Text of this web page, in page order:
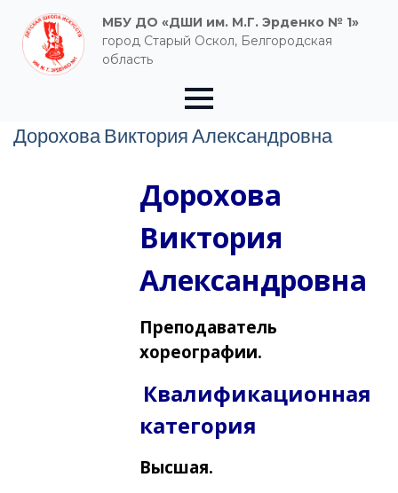
МБУ ДО «ДШИ им. М.Г. Эрденко № 1»
город Старый Оскол, Белгородская
область
Дорохова Виктория Александровна
Дорохова
Виктория
Александровна
Преподаватель
хореографии.
Квалификационная
категория
Высшая.